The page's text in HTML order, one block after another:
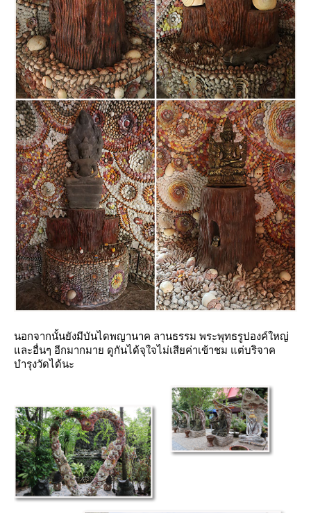
นอกจากนั้นยังมีบันไดพญานาค ลานธรรม พระพุทธรูปองค์ใหญ่
ละอื่นๆ อีกมากมาย ดูกันได้จุใจไม่เสียค่าเข้าชม แต่บริจาค
บำรุงวัดได้นะ